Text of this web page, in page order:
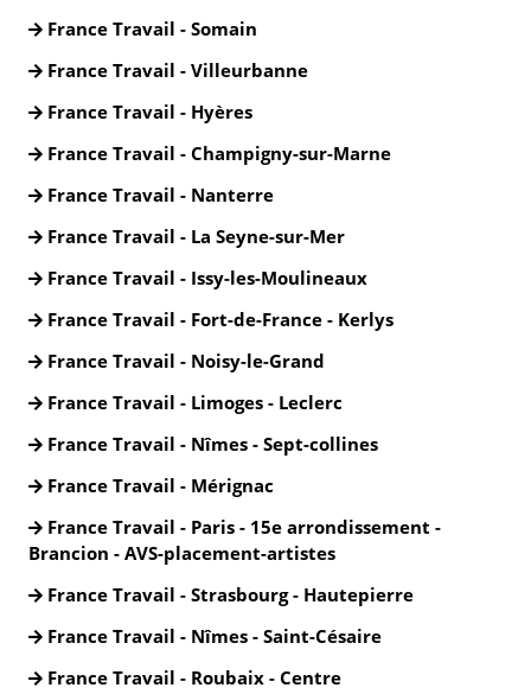
France Travail - Somain
France Travail - Villeurbanne
France Travail - Hyères
France Travail - Champigny-sur-Marne
France Travail - Nanterre
France Travail - La Seyne-sur-Mer
France Travail - Issy-les-Moulineaux
France Travail - Fort-de-France - Kerlys
France Travail - Noisy-le-Grand
France Travail - Limoges - Leclerc
France Travail - Nîmes - Sept-collines
France Travail - Mérignac
France Travail - Paris - 15e arrondissement -
Brancion - AVS-placement-artistes
France Travail - Strasbourg - Hautepierre
France Travail - Nîmes - Saint-Césaire
France Travail - Roubaix - Centre